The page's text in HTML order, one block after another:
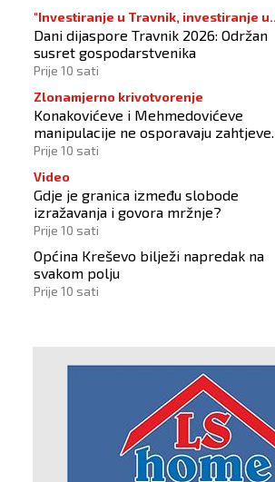
"Investiranje u Travnik, investiranje u
budućnost"
Dani dijaspore Travnik 2026: Održan
susret gospodarstvenika
Prije 10 sati
Zlonamjerno krivotvorenje
Konakovićeve i Mehmedovićeve
manipulacije ne osporavaju zahtjeve
Hrvata
Prije 10 sati
Video
Gdje je granica između slobode
izražavanja i govora mržnje?
Prije 10 sati
Općina Kreševo bilježi napredak na
svakom polju
Prije 10 sati